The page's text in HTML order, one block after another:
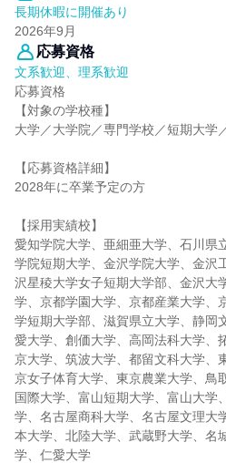
長期休暇に開催あり
2026年9月
応募資格
文系歓迎、理系歓迎
応募資格
【対象の学校種】
大学／大学院／専門学校／短期大学
【応募資格詳細】
2028年に卒業予定の方
【採用実績校】
愛知学院大学、亜細亜大学、石川県
学院短期大学、金沢学院大学、金沢
沢星稜大学女子短期大学部、金沢大
学、京都学園大学、京都産業大学、
学短期大学部、滋賀県立大学、静岡
愛大学、創価大学、高岡法科大学、
京大学、筑波大学、都留文科大学、
京女子体育大学、東京農業大学、鳥
国際大学、富山短期大学、富山大学
学、名古屋商科大学、名古屋文理大
本大学、北陸大学、武蔵野大学、名
学、仁愛大学